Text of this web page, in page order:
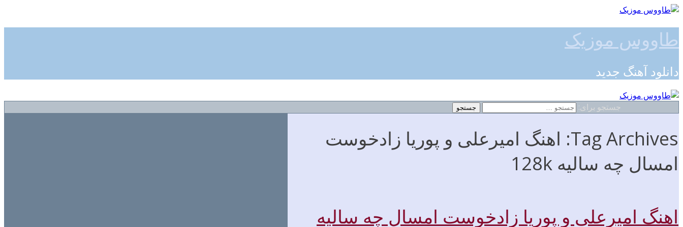
طاووس موزیک
دانلود آهنگ جدید
جستجو برای:
Tag Archives: اهنگ امیرعلی و پوریا زادخوست
امسال چه سالیه 128k
اهنگ امیرعلی و پوریا زادخوست امسال چه سالیه